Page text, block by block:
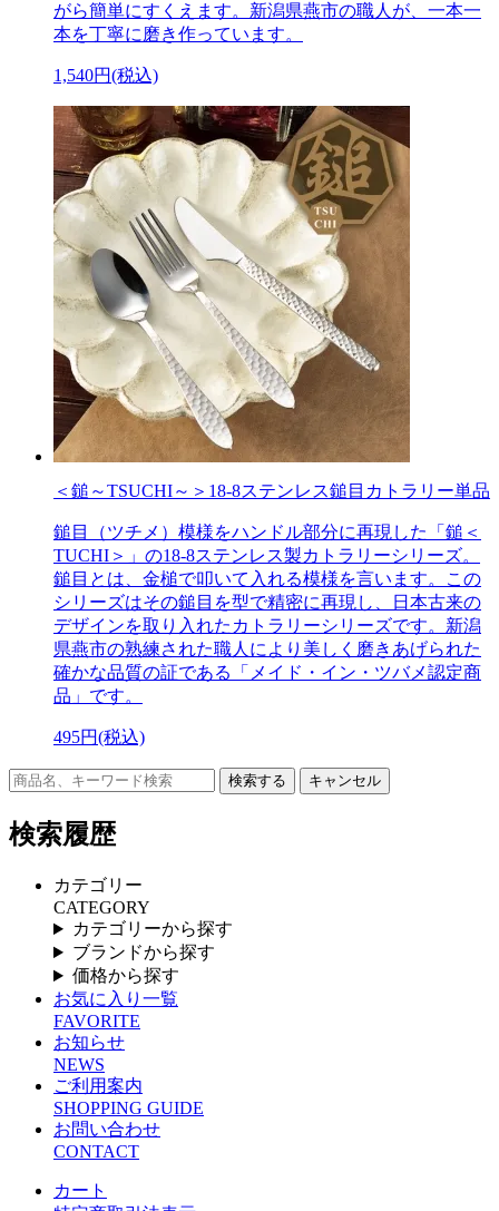
がら簡単にすくえます。新潟県燕市の職人が、一本一
本を丁寧に磨き作っています。
1,540円(税込)
＜鎚～TSUCHI～＞18-8ステンレス鎚目カトラリー単品
鎚目（ツチメ）模様をハンドル部分に再現した「鎚＜
TUCHI＞」の18-8ステンレス製カトラリーシリーズ。
鎚目とは、金槌で叩いて入れる模様を言います。この
シリーズはその鎚目を型で精密に再現し、日本古来の
デザインを取り入れたカトラリーシリーズです。新潟
県燕市の熟練された職人により美しく磨きあげられた
確かな品質の証である「メイド・イン・ツバメ認定商
品」です。
495円(税込)
キャンセル
検索履歴
カテゴリー
CATEGORY
カテゴリーから探す
ブランドから探す
価格から探す
お気に入り一覧
FAVORITE
お知らせ
NEWS
ご利用案内
SHOPPING GUIDE
お問い合わせ
CONTACT
カート